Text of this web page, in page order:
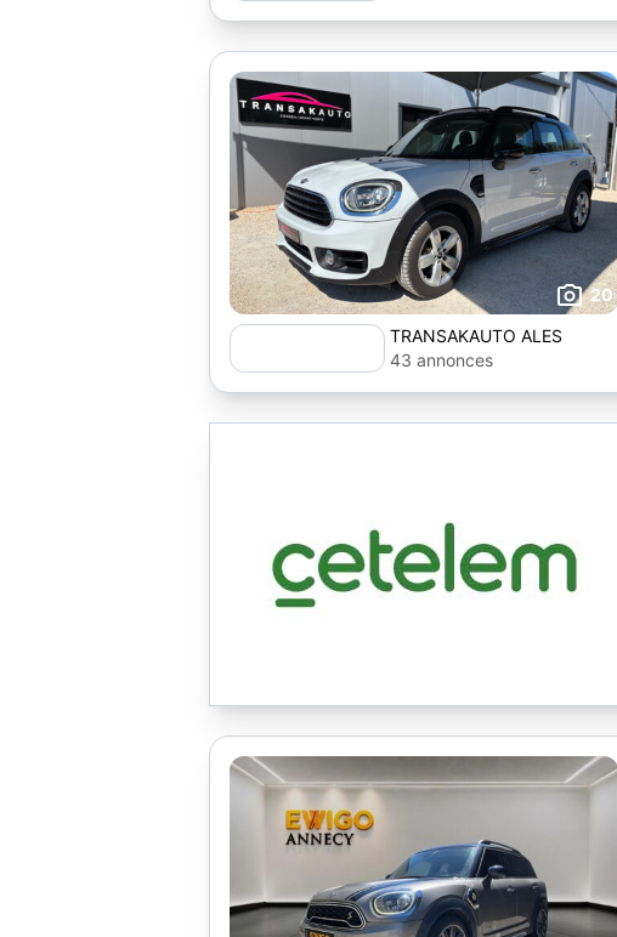
20
TRANSAKAUTO ALES
43 annonces